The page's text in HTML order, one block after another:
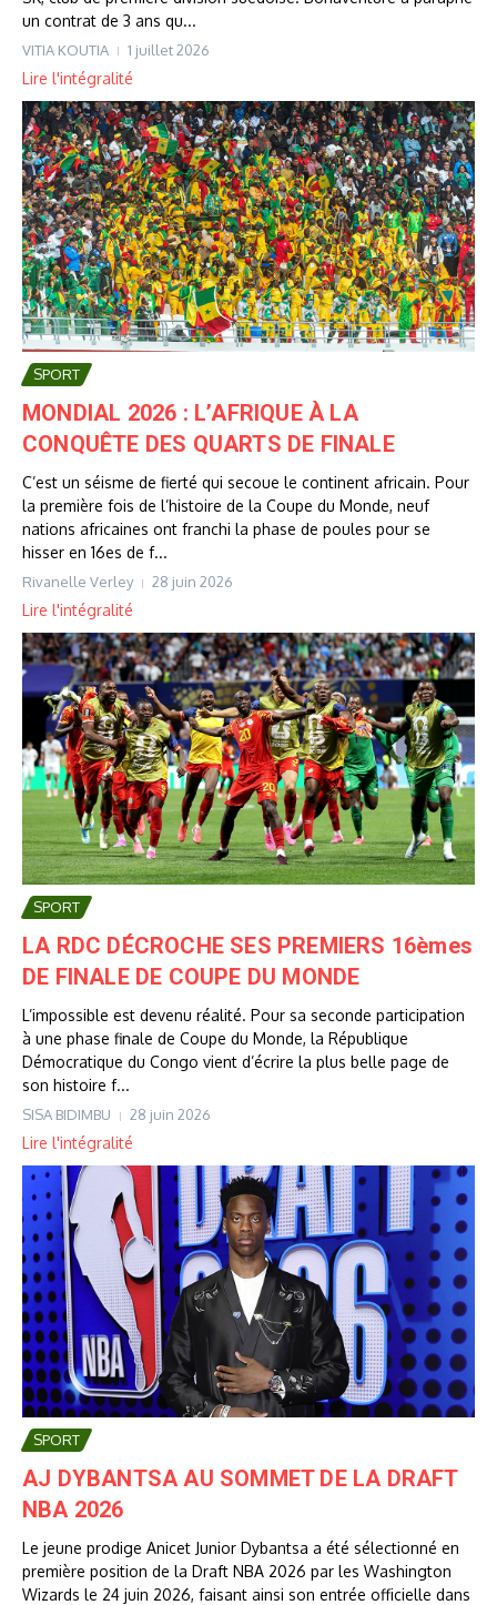
un contrat de 3 ans qu...
VITIA KOUTIA 1 juillet 2026
Lire l'intégralité
SPORT
MONDIAL 2026 : L’AFRIQUE À LA
CONQUÊTE DES QUARTS DE FINALE
C’est un séisme de fierté qui secoue le continent africain. Pour
la première fois de l’histoire de la Coupe du Monde, neuf
nations africaines ont franchi la phase de poules pour se
hisser en 16es de f...
Rivanelle Verley 28 juin 2026
Lire l'intégralité
SPORT
LA RDC DÉCROCHE SES PREMIERS 16èmes
DE FINALE DE COUPE DU MONDE
L’impossible est devenu réalité. Pour sa seconde participation
à une phase finale de Coupe du Monde, la République
Démocratique du Congo vient d’écrire la plus belle page de
son histoire f...
SISA BIDIMBU 28 juin 2026
Lire l'intégralité
SPORT
AJ DYBANTSA AU SOMMET DE LA DRAFT
NBA 2026
Le jeune prodige Anicet Junior Dybantsa a été sélectionné en
première position de la Draft NBA 2026 par les Washington
Wizards le 24 juin 2026, faisant ainsi son entrée officielle dans